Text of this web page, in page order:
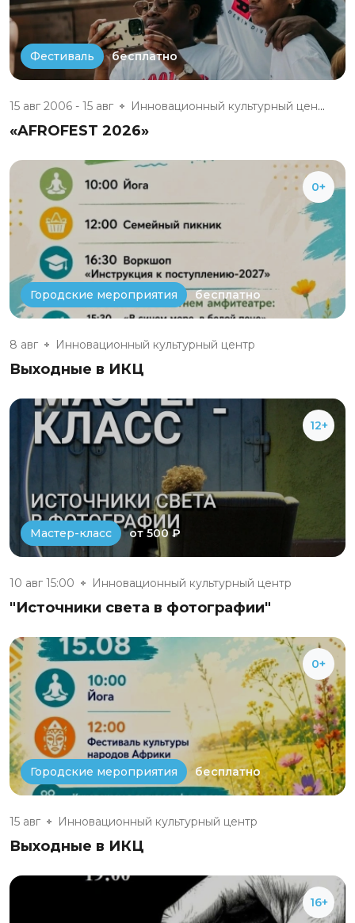
Фестиваль бесплатно
15 авг 2006 - 15 авг Инновационный культурный центр
«AFROFEST 2026»
0+
Городские мероприятия бесплатно
8 авг Инновационный культурный центр
Выходные в ИКЦ
12+
Мастер-класс от 500 ₽
10 авг 15:00 Инновационный культурный центр
"Источники света в фотографии"
0+
Городские мероприятия бесплатно
15 авг Инновационный культурный центр
Выходные в ИКЦ
16+